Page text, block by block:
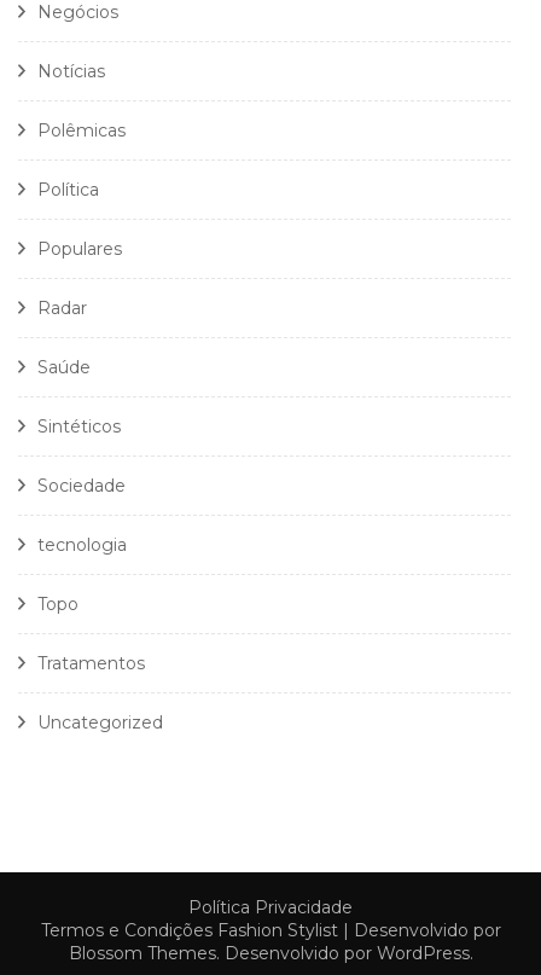
Negócios
Notícias
Polêmicas
Política
Populares
Radar
Saúde
Sintéticos
Sociedade
tecnologia
Topo
Tratamentos
Uncategorized
Política Privacidade
Termos e CondiçõesFashion Stylist | Desenvolvido por
Blossom Themes. Desenvolvido por WordPress.